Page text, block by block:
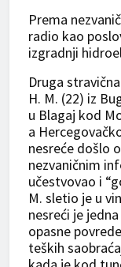
Prema
radio kao
izgradnji
Druga
H. M. (22) iz
u Blagaj kod
a
nesreće došlo
nezvaničnim
učestvovao i
M. sletio je u
nesreći je
opasne
teških